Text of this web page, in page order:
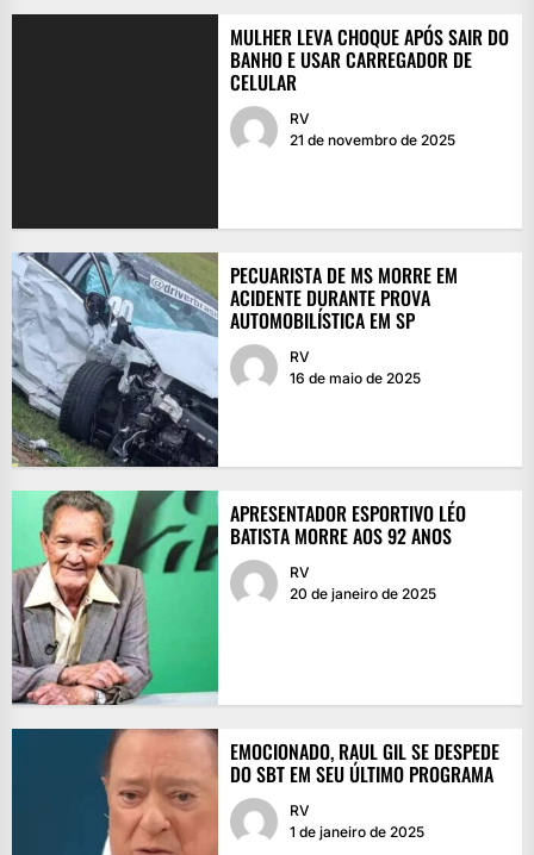
MULHER LEVA CHOQUE APÓS SAIR DO
BANHO E USAR CARREGADOR DE
CELULAR
RV
21 de novembro de 2025
PECUARISTA DE MS MORRE EM
ACIDENTE DURANTE PROVA
AUTOMOBILÍSTICA EM SP
RV
16 de maio de 2025
APRESENTADOR ESPORTIVO LÉO
BATISTA MORRE AOS 92 ANOS
RV
20 de janeiro de 2025
EMOCIONADO, RAUL GIL SE DESPEDE
DO SBT EM SEU ÚLTIMO PROGRAMA
RV
1 de janeiro de 2025